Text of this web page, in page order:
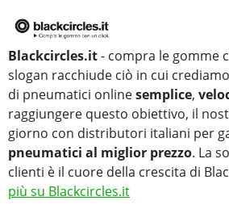
Blackcircles.it- compra le gomme
slogan racchiude ciò in cui
di pneumatici onlinesemplice,
raggiungere questo obiettivo, il
giorno con distributori italiani per
pneumatici al miglior prezzo. La
clienti è il cuore della crescita di
più su Blackcircles.it